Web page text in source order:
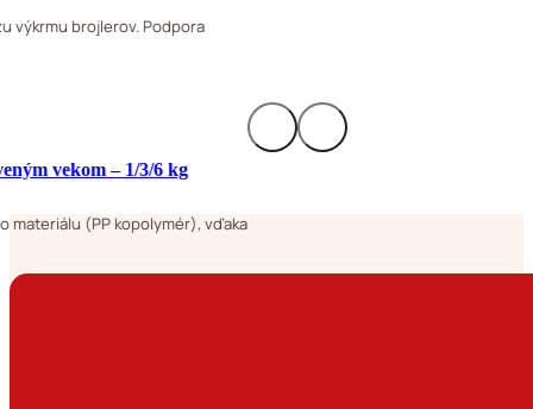
výkrmu brojlerov. Podpora
vekom – 1/3/6 kg
materiálu (PP kopolymér), vďaka